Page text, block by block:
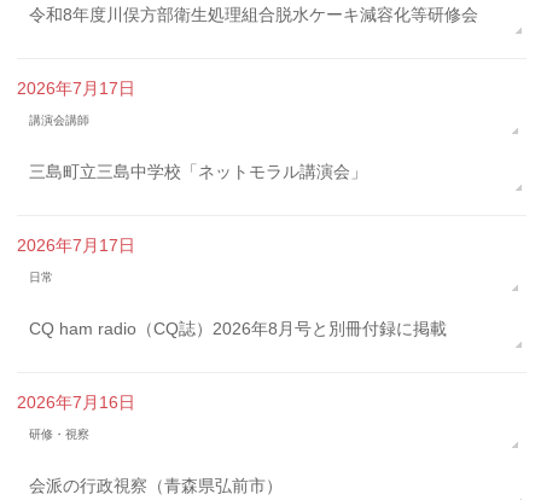
令和8年度川俣方部衛生処理組合脱水ケーキ減容化等研修会
2026年7月17日
講演会講師
三島町立三島中学校「ネットモラル講演会」
2026年7月17日
日常
CQ ham radio（CQ誌）2026年8月号と別冊付録に掲載
2026年7月16日
研修・視察
会派の行政視察（青森県弘前市）